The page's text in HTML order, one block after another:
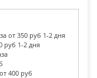
от 350 руб 1-2 дня
руб 1-2 дня
400 руб